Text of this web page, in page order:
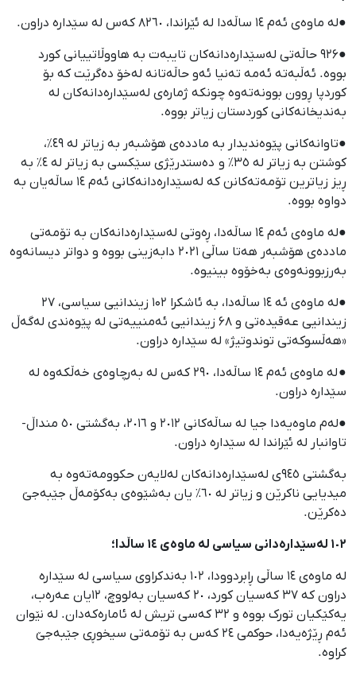
●لە ماوەی ئەم ١٤ ساڵەدا لە ئێراندا، ٨٢٦٠ کەس لە سێدارە دراون.
●۹۲۶ حاڵەتی لەسێدارەدانەکان تایبەت بە هاووڵاتییانی کورد
بووە. ئەڵبەتە ئەمە تەنیا ئەو حاڵەتانە لەخۆ دەگرێت کە بۆ
کوردپا ڕوون بوونەتەوە چونکە ژمارەی لەسێدارەدانەکان لە
بەندیخانەکانی کوردستان زیاتر بووە.
●تاوانەکانی پێوەندیدار بە ماددەی هۆشبەر بە زیاتر لە ٤٩٪،
کوشتن بە زیاتر لە ٣٥٪ و دەستدرێژی سێکسی بە زیاتر لە ٤٪ بە
ڕیز زیاترین تۆمەتەکانن کە لەسێدارەدانەکانی ئەم ١٤ ساڵەیان بە
دواوە بووە.
●لە ماوەی ئەم ١٤ ساڵەدا، ڕەوتی لەسێدارەدانەکان بە تۆمەتی
ماددەی هۆشبەر هەتا ساڵی ٢٠٢١ دابەزینی بووە و دواتر دیسانەوە
بەرزبوونەوەی بەخۆوە بینیوە.
●لە ماوەی ئە ١٤ ساڵەدا، بە ئاشکرا ۱۰۲ زیندانیی سیاسی، ۲۷
زیندانیی عەقیدەتی و ۶۸ زیندانیی ئەمنییەتی لە پێوەندی لەگەڵ
«هەڵسوکەتی توندوتیژ» لە سێدارە دراون.
● لە ماوەی ئەم ١٤ ساڵەدا، ٢٩٠ کەس لە بەرچاوەی خەڵکەوە لە
سێدارە دراون.
●لەم ماوەیەدا جیا لە ساڵەکانی ٢٠١٢ و ٢٠١٦، بەگشتی ٥٠ منداڵ-
تاوانبار لە ئێراندا لە سێدارە دراون.
بەگشتی ٩٤٥ی لەسێدارەدانەکان لەلایەن حکوومەتەوە بە
میدیایی ناکرێن و زیاتر لە ٦٠٪ یان بەشێوەی بەکۆمەڵ جێبەجێ
دەکرێن.
١٠٢ لەسێدارەدانی سیاسی لە ماوەی ١٤ ساڵدا؛
لە ماوەی ١٤ ساڵی ڕابردوودا، ١٠٢ بەندکراوی سیاسی لە سێدارە
دراون کە ٣٧ کەسیان کورد، ٢٠ کەسیان بەلووچ، ١٢یان عەرەب،
یەکێکیان تورک بووە و ٣٢ کەسی تریش لە ئامارەکەدان. لە نێوان
ئەم ڕێژەیەدا، حوکمی ٢٤ کەس بە تۆمەتی سیخوڕی جێبەجێ
کراوە.